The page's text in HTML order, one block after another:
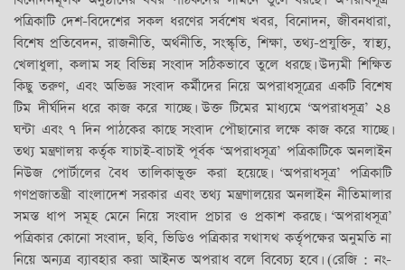
পত্রিকাটি দেশ-বিদেশের সকল ধরণের সর্বশেষ খবর, বিনোদন, জীবনধারা,
বিশেষ প্রতিবেদন, রাজনীতি, অর্থনীতি, সংস্কৃতি, শিক্ষা, তথ্য-প্রযুক্তি, স্বাস্থ্য,
খেলাধুলা, কলাম সহ বিভিন্ন সংবাদ সঠিকভাবে তুলে ধরছে। উদ্যমী শিক্ষিত
কিছু তরুণ, এবং অভিজ্ঞ সংবাদ কর্মীদের নিয়ে অপরাধসূত্রের একটি বিশেষ
টিম দীর্ঘদিন ধরে কাজ করে যাচ্ছে। উক্ত টিমের মাধ্যমে ‘অপরাধসূত্র’ ২৪
ঘন্টা এবং ৭ দিন পাঠকের কাছে সংবাদ পৌছানোর লক্ষে কাজ করে যাচ্ছে।
তথ্য মন্ত্রণালয় কর্তৃক যাচাই-বাচাই পূর্বক ‘অপরাধসূত্র’ পত্রিকাটিকে অনলাইন
নিউজ পোর্টালের বৈধ তালিকাভুক্ত করা হয়েছে। ‘অপরাধসূত্র’ পত্রিকাটি
গণপ্রজাতন্ত্রী বাংলাদেশ সরকার এবং তথ্য মন্ত্রণালয়ের অনলাইন নীতিমালার
সমস্ত ধাপ সমূহ মেনে নিয়ে সংবাদ প্রচার ও প্রকাশ করছে। ‘অপরাধসূত্র’
পত্রিকার কোনো সংবাদ, ছবি, ভিডিও পত্রিকার যথাযথ কর্তৃপক্ষের অনুমতি না
নিয়ে অন্যত্র ব্যাবহার করা আইনত অপরাধ বলে বিবেচ্য হবে। (রেজি : নং-